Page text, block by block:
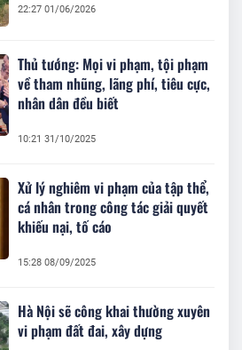
22:27 01/06/2026
Thủ tướng: Mọi vi phạm, tội phạm
về tham nhũng, lãng phí, tiêu cực,
nhân dân đều biết
10:21 31/10/2025
Xử lý nghiêm vi phạm của tập thể,
cá nhân trong công tác giải quyết
khiếu nại, tố cáo
15:28 08/09/2025
Hà Nội sẽ công khai thường xuyên
vi phạm đất đai, xây dựng